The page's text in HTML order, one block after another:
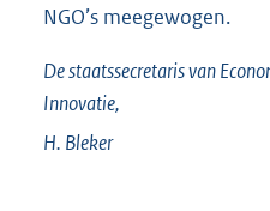
NGO’s meegewogen.
De staatssecretaris van
Innovatie,
H. Bleker